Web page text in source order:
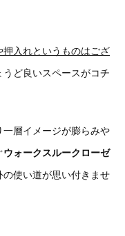
入れというものはござ
ど良いスペースがコチ
層イメージが膨らみや
ウォークスルークローゼ
の使い道が思い付きませ